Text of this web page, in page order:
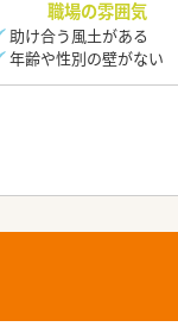
職場の雰囲気
助け合う風土がある
年齢や性別の壁がない